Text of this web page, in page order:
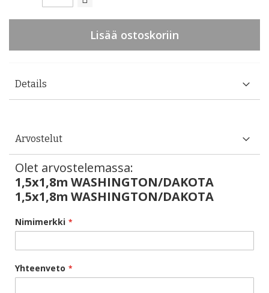
Lisää ostoskoriin
Details
Arvostelut
Olet arvostelemassa:
1,5x1,8m WASHINGTON/DAKOTA
1,5x1,8m WASHINGTON/DAKOTA
Nimimerkki
Yhteenveto